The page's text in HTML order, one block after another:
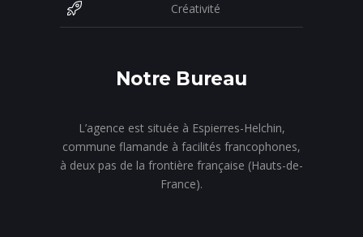
Créativité
Notre Bureau
L’agence est située à Espierres-Helchin,
commune flamande à facilités francophones,
à deux pas de la frontière française (Hauts-de-
France).